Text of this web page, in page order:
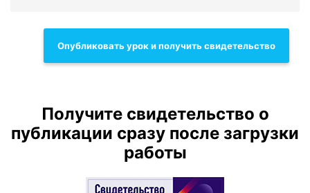
Опубликовать урок и получить свидетельство
Получите свидетельство о
публикации сразу после загрузки
работы